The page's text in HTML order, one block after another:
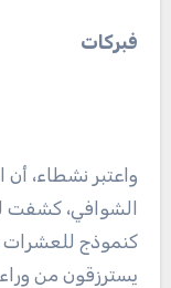
فبركات
واعتبر نشطاء،
الشوافي، كشفت
كنموذج
يسترزقون من